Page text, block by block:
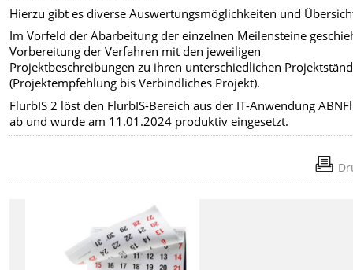
Hierzu gibt es diverse Auswertungsmöglichkeiten und
Im Vorfeld der Abarbeitung der einzelnen Meilensteine
Vorbereitung der Verfahren mit den jeweiligen
Projektbeschreibungen zu ihren unterschiedlichen
(Projektempfehlung bis Verbindliches Projekt).
FlurbIS 2 löst den FlurbIS-Bereich aus der IT-Anwendung
ab und wurde am 11.01.2024 produktiv eingesetzt.